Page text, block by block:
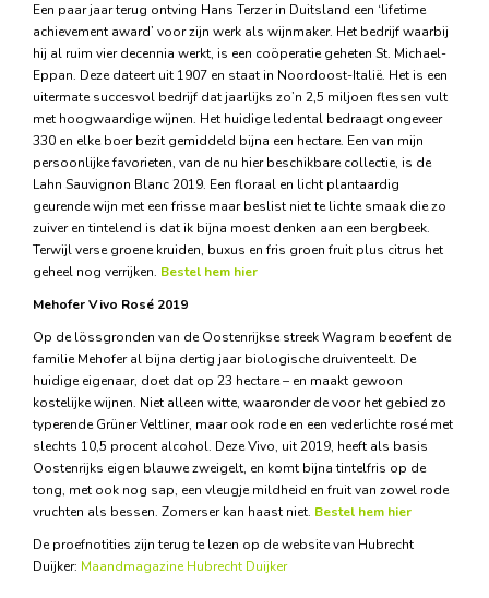
Een paar jaar terug ontving Hans Terzer in Duitsland een ‘lifetime
achievement award’ voor zijn werk als wijnmaker. Het bedrijf waarbij
hij al ruim vier decennia werkt, is een coöperatie geheten St. Michael-
Eppan. Deze dateert uit 1907 en staat in Noordoost-Italië. Het is een
uitermate succesvol bedrijf dat jaarlijks zo’n 2,5 miljoen flessen vult
met hoogwaardige wijnen. Het huidige ledental bedraagt ongeveer
330 en elke boer bezit gemiddeld bijna een hectare. Een van mijn
persoonlijke favorieten, van de nu hier beschikbare collectie, is de
Lahn Sauvignon Blanc 2019. Een floraal en licht plantaardig
geurende wijn met een frisse maar beslist niet te lichte smaak die zo
zuiver en tintelend is dat ik bijna moest denken aan een bergbeek.
Terwijl verse groene kruiden, buxus en fris groen fruit plus citrus het
geheel nog verrijken. Bestel hem hier
Mehofer Vivo Rosé 2019
Op de lössgronden van de Oostenrijkse streek Wagram beoefent de
familie Mehofer al bijna dertig jaar biologische druiventeelt. De
huidige eigenaar, doet dat op 23 hectare – en maakt gewoon
kostelijke wijnen. Niet alleen witte, waaronder de voor het gebied zo
typerende Grüner Veltliner, maar ook rode en een vederlichte rosé met
slechts 10,5 procent alcohol. Deze Vivo, uit 2019, heeft als basis
Oostenrijks eigen blauwe zweigelt, en komt bijna tintelfris op de
tong, met ook nog sap, een vleugje mildheid en fruit van zowel rode
vruchten als bessen. Zomerser kan haast niet. Bestel hem hier
De proefnotities zijn terug te lezen op de website van Hubrecht
Duijker: Maandmagazine Hubrecht Duijker